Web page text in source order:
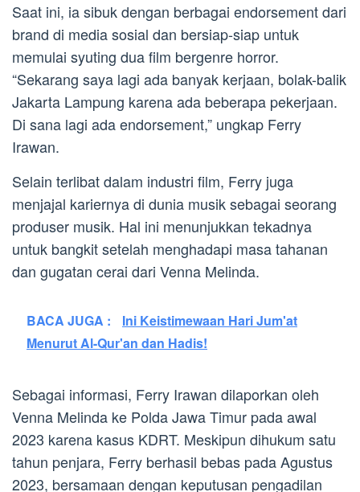
Saat ini, ia sibuk dengan berbagai endorsement dari
brand di media sosial dan bersiap-siap untuk
memulai syuting dua film bergenre horror.
“Sekarang saya lagi ada banyak kerjaan, bolak-balik
Jakarta Lampung karena ada beberapa pekerjaan.
Di sana lagi ada endorsement,” ungkap Ferry
Irawan.
Selain terlibat dalam industri film, Ferry juga
menjajal kariernya di dunia musik sebagai seorang
produser musik. Hal ini menunjukkan tekadnya
untuk bangkit setelah menghadapi masa tahanan
dan gugatan cerai dari Venna Melinda.
BACA JUGA :
Ini Keistimewaan Hari Jum'at
Menurut Al-Qur'an dan Hadis!
Sebagai informasi, Ferry Irawan dilaporkan oleh
Venna Melinda ke Polda Jawa Timur pada awal
2023 karena kasus KDRT. Meskipun dihukum satu
tahun penjara, Ferry berhasil bebas pada Agustus
2023, bersamaan dengan keputusan pengadilan